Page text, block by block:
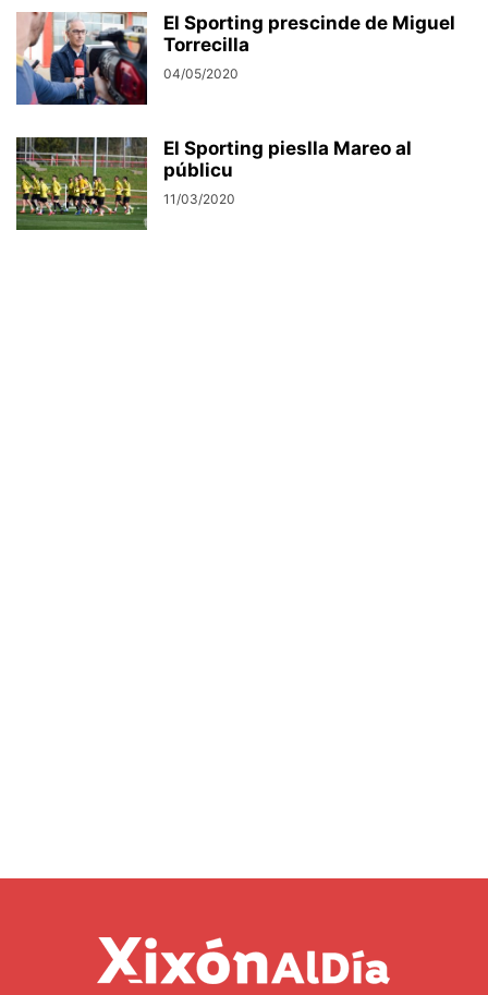
El Sporting prescinde de Miguel
Torrecilla
04/05/2020
El Sporting pieslla Mareo al
públicu
11/03/2020